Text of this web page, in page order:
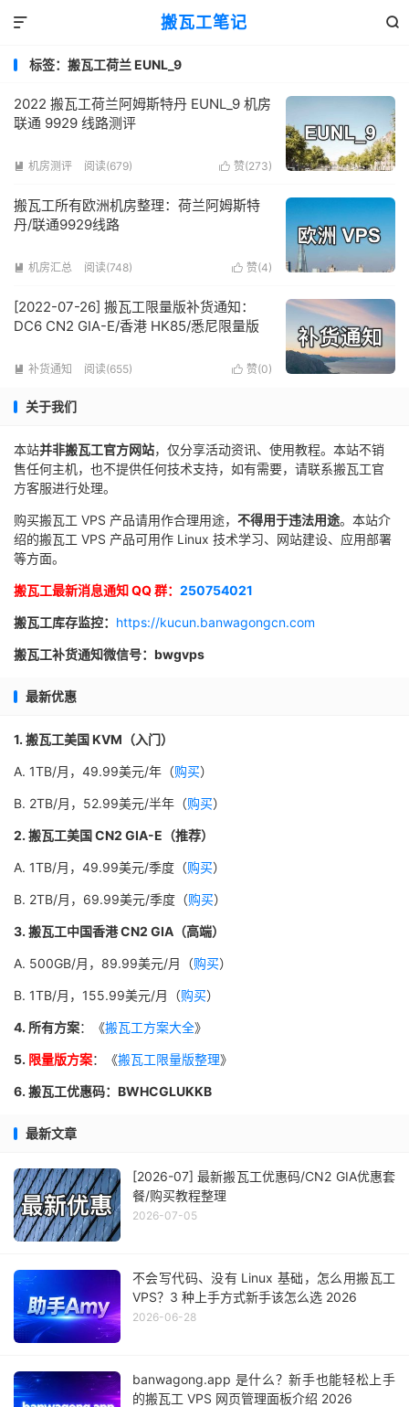
搬瓦工笔记 

标签：搬瓦工荷兰 EUNL_9
2022 搬瓦工荷兰阿姆斯特丹 EUNL_9 机房
联通 9929 线路测评
 机房测评 阅读(679)  赞(273)
搬瓦工所有欧洲机房整理：荷兰阿姆斯特
丹/联通9929线路
 机房汇总 阅读(748)  赞(4)
[2022-07-26] 搬瓦工限量版补货通知：
DC6 CN2 GIA-E/香港 HK85/悉尼限量版
 补货通知 阅读(655)  赞(0)
关于我们
本站并非搬瓦工官方网站，仅分享活动资讯、使用教程。本站不销
售任何主机，也不提供任何技术支持，如有需要，请联系搬瓦工官
方客服进行处理。
购买搬瓦工 VPS 产品请用作合理用途， 不得用于违法用途。本站介
绍的搬瓦工 VPS 产品可用作 Linux 技术学习、网站建设、应用部署
等方面。
搬瓦工最新消息通知 QQ 群： 250754021
搬瓦工库存监控： https://kucun.banwagongcn.com
搬瓦工补货通知微信号：bwgvps
最新优惠
1. 搬瓦工美国 KVM（入门）
A. 1TB/月，49.99美元/年（购买）
B. 2TB/月，52.99美元/半年（购买）
2. 搬瓦工美国 CN2 GIA-E（推荐）
A. 1TB/月，49.99美元/季度（购买）
B. 2TB/月，69.99美元/季度（购买）
3. 搬瓦工中国香港 CN2 GIA（高端）
A. 500GB/月，89.99美元/月（购买）
B. 1TB/月，155.99美元/月（购买）
4. 所有方案：《搬瓦工方案大全》
5. 限量版方案：《搬瓦工限量版整理》
6. 搬瓦工优惠码：BWHCGLUKKB
最新文章
[2026-07] 最新搬瓦工优惠码/CN2 GIA优惠套
餐/购买教程整理
2026-07-05
不会写代码、没有 Linux 基础，怎么用搬瓦工
VPS？3 种上手方式新手该怎么选 2026
2026-06-28
banwagong.app 是什么？新手也能轻松上手
的搬瓦工 VPS 网页管理面板介绍 2026